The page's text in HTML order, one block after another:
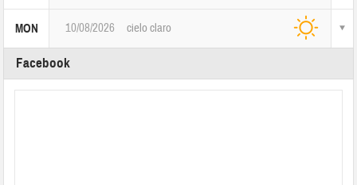
MON 10/08/2026 cielo claro
Facebook